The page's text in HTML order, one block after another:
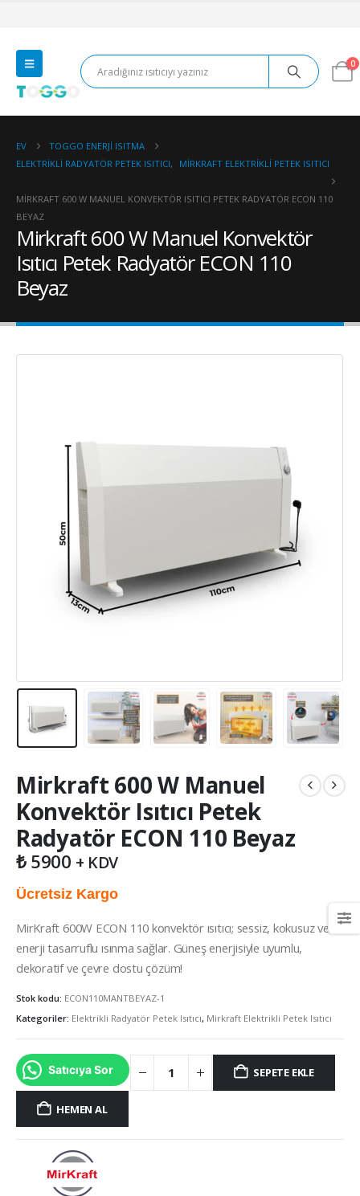
0
EV
TOGGO ENERJI ISITMA
ELEKTRIKLI RADYATÖR PETEK ISITICI, MIRKRAFT ELEKTRIKLI PETEK ISITICI
MIRKRAFT 600 W MANUEL KONVEKTÖR ISITICI PETEK RADYATÖR ECON 110
BEYAZ
Mirkraft 600 W Manuel Konvektör
Isıtıcı Petek Radyatör ECON 110
Beyaz
Mirkraft 600 W Manuel
Konvektör Isıtıcı Petek
Radyatör ECON 110 Beyaz
₺5900 + KDV
Ücretsiz Kargo
MirKraft 600W ECON 110 konvektör ısıtıcı; sessiz, kokusuz ve
enerji tasarruflu ısınma sağlar. Güneş enerjisiyle uyumlu,
dekoratif ve çevre dostu çözüm!
Stok kodu: ECON110MANTBEYAZ-1
Kategoriler: Elektrikli Radyatör Petek Isıtıcı, Mirkraft Elektrikli Petek Isıtıcı
Satıcıya Sor SEPETE EKLE
HEMEN AL